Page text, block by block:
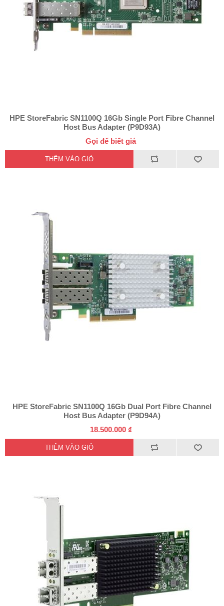
HPE StoreFabric SN1100Q 16Gb Single Port Fibre Channel
Host Bus Adapter (P9D93A)
Gọi để biết giá
HPE StoreFabric SN1100Q 16Gb Dual Port Fibre Channel
Host Bus Adapter (P9D94A)
18.500.000 ₫